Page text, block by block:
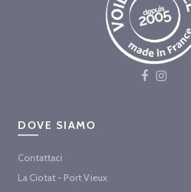
DOVE SIAMO
Contattaci
La Ciotat - Port Vieux